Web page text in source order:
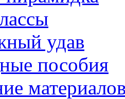
удав
пособия